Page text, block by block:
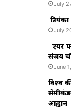
July
July
एयर
संजय
June
विश्‍व
आह्वान